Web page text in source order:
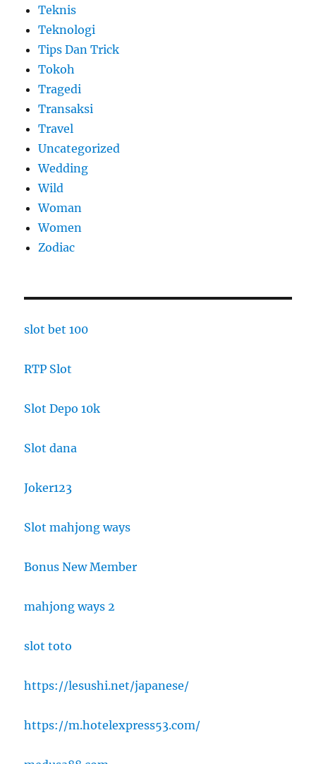
Teknis
Teknologi
Tips Dan Trick
Tokoh
Tragedi
Transaksi
Travel
Uncategorized
Wedding
Wild
Woman
Women
Zodiac
slot bet 100
RTP Slot
Slot Depo 10k
Slot dana
Joker123
Slot mahjong ways
Bonus New Member
mahjong ways 2
slot toto
https://lesushi.net/japanese/
https://m.hotelexpress53.com/